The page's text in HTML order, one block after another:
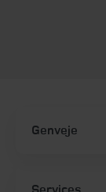
Genveje